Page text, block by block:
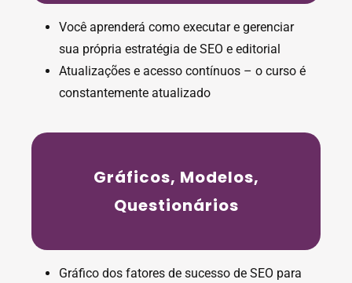
Você aprenderá como executar e gerenciar
sua própria estratégia de SEO e editorial
Atualizações e acesso contínuos – o curso é
constantemente atualizado
Gráficos, Modelos,
Questionários
Gráfico dos fatores de sucesso de SEO para